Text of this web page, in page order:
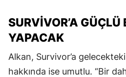
SURVIVOR’A GÜÇLÜ
YAPACAK
Alkan, Survivor’a
hakkında ise umutlu. “Bir